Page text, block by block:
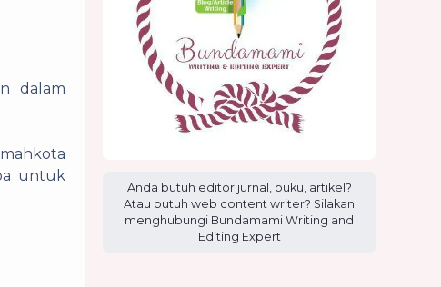
dalam
untuk
Anda butuh editor jurnal, buku, artikel?
Atau butuh web content writer? Silakan
menghubungi Bundamami Writing and
Editing Expert